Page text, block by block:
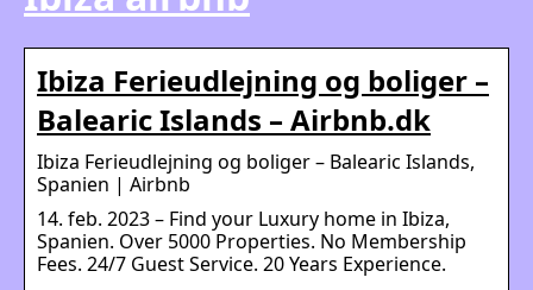
Ibiza Ferieudlejning og boliger –
Balearic Islands – Airbnb.dk
Ibiza Ferieudlejning og boliger – Balearic Islands,
Spanien | Airbnb
14. feb. 2023 – Find your Luxury home in Ibiza,
Spanien. Over 5000 Properties. No Membership
Fees. 24/7 Guest Service. 20 Years Experience.